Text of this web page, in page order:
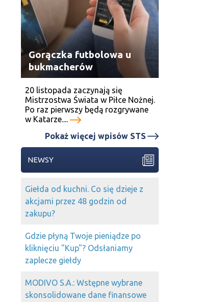
Gorączka futbolowa u
bukmacherów
20 listopada zaczynają się
Mistrzostwa Świata w Piłce Nożnej.
Po raz pierwszy będą rozgrywane
w Katarze....
Pokaż więcej wpisów STS
NEWSY
Giełda od kuchni. Co się dzieje z
akcjami przez 48 godzin od
zakupu?
Gdzie płyną Twoje pieniądze po
kliknięciu "Kup"? Odsłaniamy
zaplecze giełdy
MODIVO S.A.: Wstępne wybrane
skonsolidowane dane finansowe